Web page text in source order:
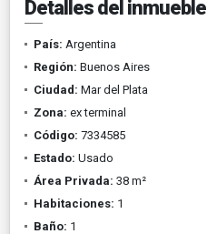
Detalles del inmueble
País: Argentina
Región: Buenos Aires
Ciudad: Mar del Plata
Zona: ex terminal
Código: 7334585
Estado: Usado
Área Privada: 38 m²
Habitaciones: 1
Baño: 1